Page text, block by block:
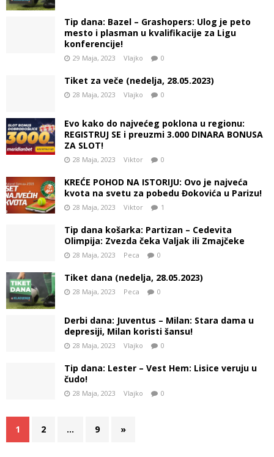
Tip dana: Bazel – Grashopers: Ulog je peto
mesto i plasman u kvalifikacije za Ligu
konferencije!
29 Maja, 2023 Vlajko 0
Tiket za veče (nedelja, 28.05.2023)
28 Maja, 2023 Vlajko 0
Evo kako do najvećeg poklona u regionu:
REGISTRUJ SE i preuzmi 3.000 DINARA BONUSA
ZA SLOT!
28 Maja, 2023 Viktor 0
KREĆE POHOD NA ISTORIJU: Ovo je najveća
kvota na svetu za pobedu Đokovića u Parizu!
28 Maja, 2023 Viktor 1
Tip dana košarka: Partizan – Cedevita
Olimpija: Zvezda čeka Valjak ili Zmajčeke
28 Maja, 2023 Peca 0
Tiket dana (nedelja, 28.05.2023)
28 Maja, 2023 Peca 0
Derbi dana: Juventus – Milan: Stara dama u
depresiji, Milan koristi šansu!
28 Maja, 2023 Vlajko 0
Tip dana: Lester – Vest Hem: Lisice veruju u
čudo!
28 Maja, 2023 Vlajko 0
1 2 … 9 »